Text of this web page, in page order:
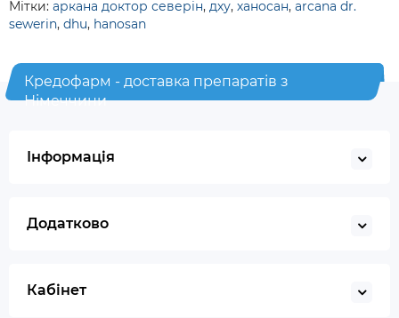
Мітки: аркана доктор северін, дху, ханосан, arcana dr.
sewerin, dhu, hanosan
Кредофарм - доставка препаратів з
Німеччини
Інформація
Додатково
Кабінет